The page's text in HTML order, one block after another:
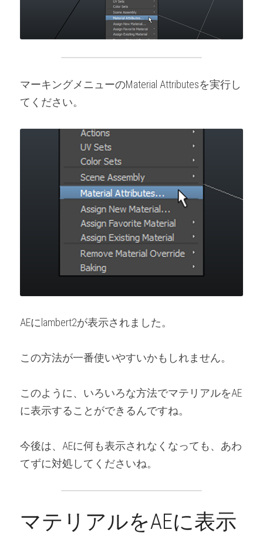
マーキングメニューのMaterial Attributesを実行し
てください。
AEにlambert2が表示されました。
この方法が一番使いやすいかもしれません。
このように、いろいろな方法でマテリアルをAE
に表示することができるんですね。
今後は、AEに何も表示されなくなっても、あわ
てずに対処してくださいね。
マテリアルをAEに表示